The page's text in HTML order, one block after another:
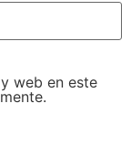
web en este